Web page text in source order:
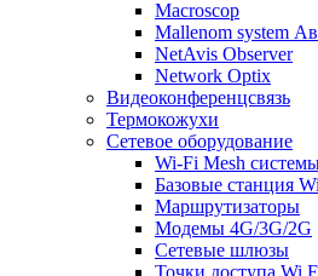
Macroscop
Mallenom system
NetAvis Observer
Network Optix
Видеоконференцсвязь
Термокожухи
Сетевое оборудование
Wi-Fi Mesh
Базовые станция
Маршрутизаторы
Модемы 4G/3G/2G
Сетевые шлюзы
Точки доступа Wi